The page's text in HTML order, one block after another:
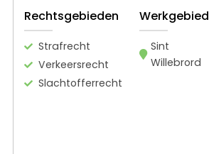
Rechtsgebieden
Strafrecht
Verkeersrecht
Slachtofferrecht
Werkgebied
Sint
Willebrord